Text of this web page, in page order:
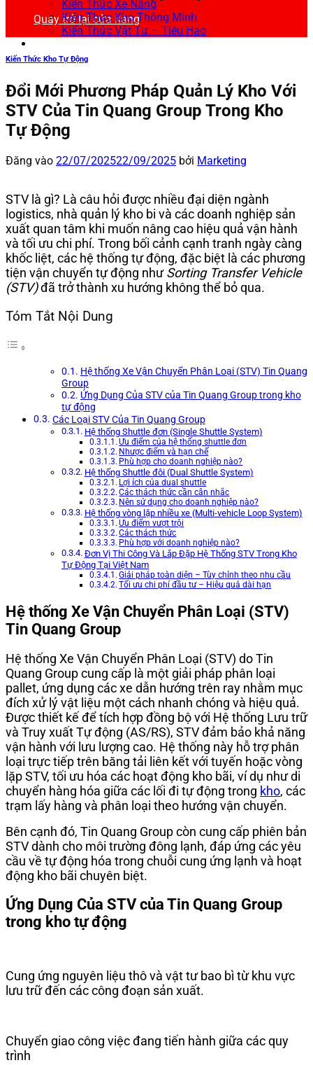
Quay trở lại cửa hàng
Kiến Thức Xe Nâng
Kiến Thức Kho Thông Minh
Kiến Thức Vật Tư – Tiêu Hao
Kiến Thức Kho Tự Động
Đổi Mới Phương Pháp Quản Lý Kho Với
STV Của Tin Quang Group Trong Kho
Tự Động
Đăng vào 22/07/202522/09/2025 bởi Marketing
STV là gì? Là câu hỏi được nhiều đại diện ngành
logistics, nhà quản lý kho bi và các doanh nghiệp sản
xuất quan tâm khi muốn nâng cao hiệu quả vận hành
và tối ưu chi phí. Trong bối cảnh cạnh tranh ngày càng
khốc liệt, các hệ thống tự động, đặc biệt là các phương
tiện vận chuyển tự động nhưSorting Transfer Vehicle
(STV)đã trở thành xu hướng không thể bỏ qua.
Tóm Tắt Nội Dung
Hệ thống Xe Vận Chuyển Phân Loại (STV) Tin Quang
Group
Ứng Dụng Của STV của Tin Quang Group trong kho
tự động
Các Loại STV Của Tin Quang Group
Hệ thống Shuttle đơn (Single Shuttle System)
Ưu điểm của hệ thống shuttle đơn
Nhược điểm và hạn chế
Phù hợp cho doanh nghiệp nào?
Hệ thống Shuttle đôi (Dual Shuttle System)
Lợi ích của dual shuttle
Các thách thức cần cân nhắc
Nên sử dụng cho doanh nghiệp nào?
Hệ thống vòng lặp nhiều xe (Multi-vehicle Loop System)
Ưu điểm vượt trội
Các thách thức
Phù hợp với doanh nghiệp nào?
Đơn Vị Thi Công Và Lắp Đặp Hệ Thống STV Trong Kho
Tự Động Tại Việt Nam
Giải pháp toàn diện – Tùy chỉnh theo nhu cầu
Tối ưu chi phí đầu tư – Hiệu quả dài hạn
Hệ thống Xe Vận Chuyển Phân Loại (STV)
Tin Quang Group
Hệ thống Xe Vận Chuyển Phân Loại (STV) do Tin
Quang Group cung cấp là một giải pháp phân loại
pallet, ứng dụng các xe dẫn hướng trên ray nhằm mục
đích xử lý vật liệu một cách nhanh chóng và hiệu quả.
Được thiết kế để tích hợp đồng bộ với Hệ thống Lưu trữ
và Truy xuất Tự động (AS/RS), STV đảm bảo khả năng
vận hành với lưu lượng cao. Hệ thống này hỗ trợ phân
loại trực tiếp trên băng tải liên kết với tuyến hoặc vòng
lặp STV, tối ưu hóa các hoạt động kho bãi, ví dụ như di
chuyển hàng hóa giữa các lối đi tự động trong kho, các
trạm lấy hàng và phân loại theo hướng vận chuyển.
Bên cạnh đó, Tin Quang Group còn cung cấp phiên bản
STV dành cho môi trường đông lạnh, đáp ứng các yêu
cầu về tự động hóa trong chuỗi cung ứng lạnh và hoạt
động kho bãi chuyên biệt.
Ứng Dụng Của STV của Tin Quang Group
trong kho tự động
Cung ứng nguyên liệu thô và vật tư bao bì từ khu vực
lưu trữ đến các công đoạn sản xuất.
Chuyển giao công việc đang tiến hành giữa các quy
trình